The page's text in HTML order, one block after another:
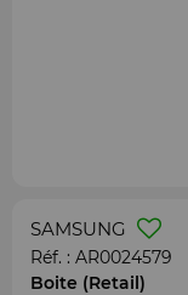
SAMSUNG
Réf. : AR0024579
Boite (Retail)